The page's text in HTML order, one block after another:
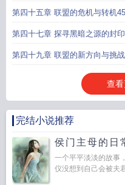
的新挑战43
第四十五章 联盟的危机与转机45
第四十七章 探寻黑暗之源的封
法
第四十九章 联盟的新方向与挑战
查看
完结小说推荐
侯门主母的日
一个平平淡淡的故事
仪没想到自己会被夫